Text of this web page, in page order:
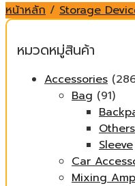
หน้าหลัก / Storage
หมวดหมู่สินค้า
Accessories
Bag (91)
Others
Sleeve
Car
Mixing Amp